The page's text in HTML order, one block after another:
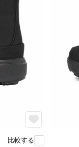
比較する